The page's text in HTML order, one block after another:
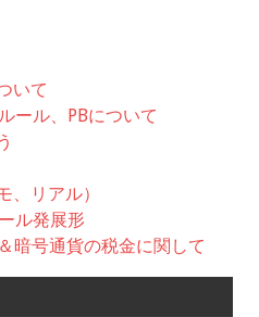
いて
ール、PBについて
、リアル）
ル発展形
暗号通貨の税金に関して